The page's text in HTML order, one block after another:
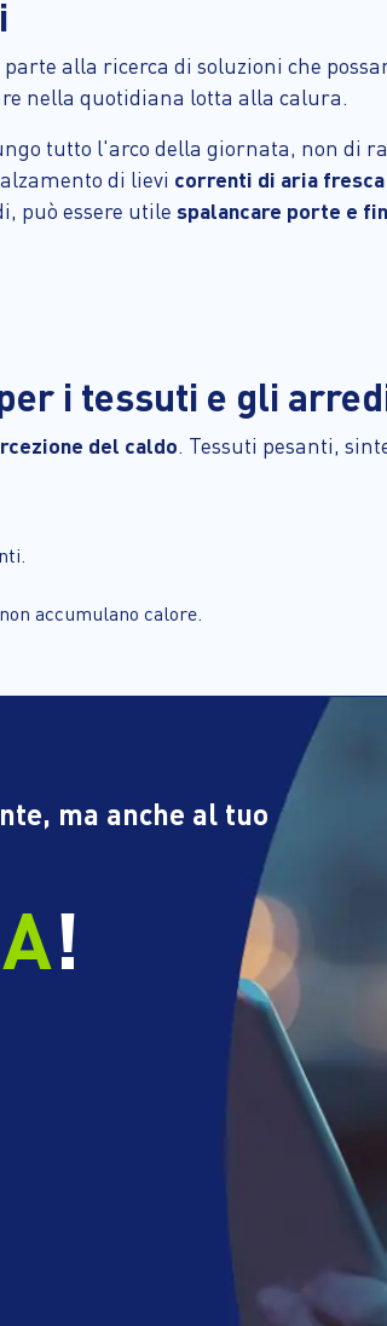
parte alla ricerca di soluzioni che
nella quotidiana lotta alla calura.
tutto l'arco della giornata, non di
di lievi correnti di aria fresca
può essere utile spalancare porte e
i tessuti e gli
del caldo. Tessuti pesanti,
accumulano calore.
ma anche al tuo
!